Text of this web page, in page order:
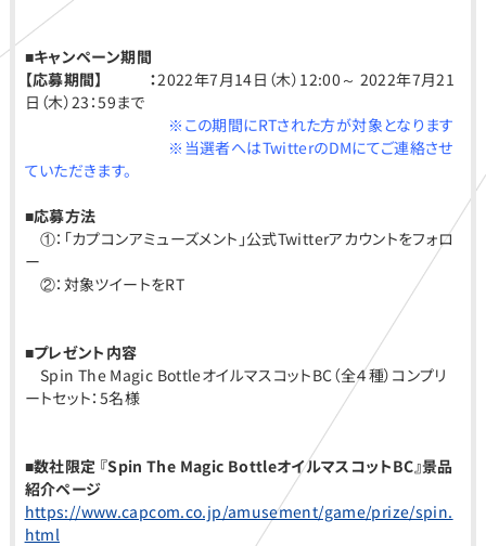
■キャンペーン期間
【応募期間】 ：2022年7月14日（木）12:00～ 2022年7月21
日（木）23：59まで
※この期間にRTされた方が対象となります
※当選者へはTwitterのDMにてご連絡させ
ていただきます。
■応募方法
①：「カプコンアミューズメント」公式Twitterアカウントをフォロ
ー
②：対象ツイートをRT
■プレゼント内容
Spin The Magic BottleオイルマスコットBC（全４種）コンプリ
ートセット：5名様
■数社限定 『Spin The Magic BottleオイルマスコットBC』景品
紹介ページ
https://www.capcom.co.jp/amusement/game/prize/spin.
html